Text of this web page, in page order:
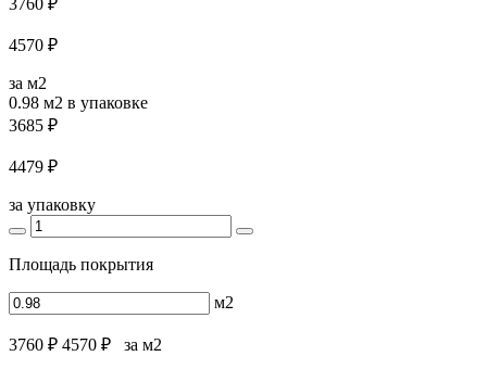
4570 ₽
за м2
0.98 м2 в упаковке
3685 ₽
4479 ₽
за упаковку
Площадь покрытия
м2
3760 ₽ 4570 ₽ за м2